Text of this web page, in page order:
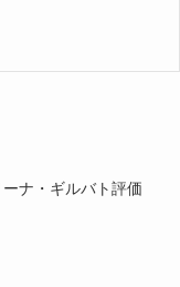
ナ・ギルバト評価